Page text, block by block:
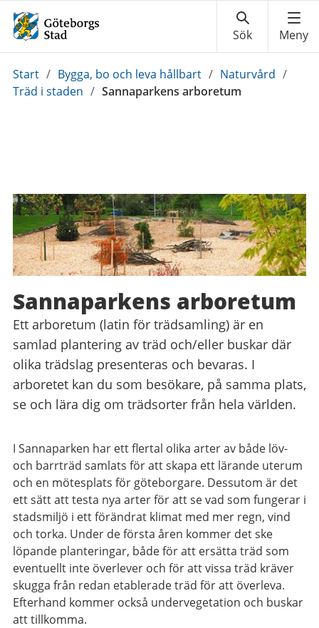
Du
är
Start / Bygga, bo och leva hållbart / Naturvård /
Träd i staden / Sannaparkens arboretum
Sannaparkens arboretum
Ett arboretum (latin för trädsamling) är en
samlad plantering av träd och/eller buskar där
olika trädslag presenteras och bevaras. I
arboretet kan du som besökare, på samma plats,
se och lära dig om trädsorter från hela världen.
I Sannaparken har ett flertal olika arter av både löv-
och barrträd samlats för att skapa ett lärande uterum
och en mötesplats för göteborgare. Dessutom är det
ett sätt att testa nya arter för att se vad som fungerar i
stadsmiljö i ett förändrat klimat med mer regn, vind
och torka. Under de första åren kommer det ske
löpande planteringar, både för att ersätta träd som
eventuellt inte överlever och för att vissa träd kräver
skugga från redan etablerade träd för att överleva.
Efterhand kommer också undervegetation och buskar
att tillkomma.